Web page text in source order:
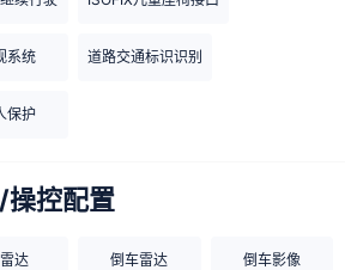
系统 道路交通标识识别
保护
操控配置
达 倒车雷达 倒车影像